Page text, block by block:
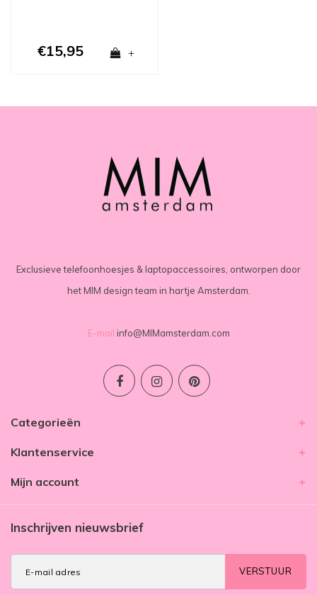
€15,95 +
Exclusieve telefoonhoesjes & laptopaccessoires, ontworpen door
het MIM design team in hartje Amsterdam.
E-mail info@MIMamsterdam.com
Categorieën
Klantenservice
Mijn account
Inschrijven nieuwsbrief
VERSTUUR